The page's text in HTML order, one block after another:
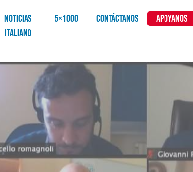
NOTICIAS 5×1000 CONTÁCTANOS
APOYANOS
Italiano